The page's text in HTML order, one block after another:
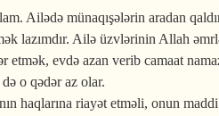
Ailədə münaqışələrin aradan
lazımdır. Ailə üzvlərinin Allah
etmək, evdə azan verib camaat
o qədər az olar.
haqlarına riayət etməli, onun